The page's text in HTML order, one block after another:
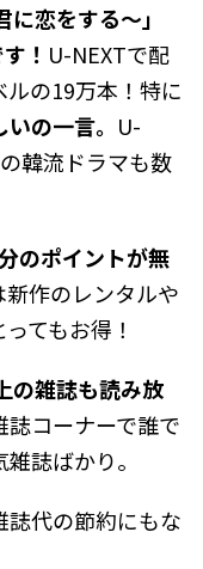
に恋をする～」
！ U-NEXTで配
の19万本！特に
の一言。 U-
韓流ドラマも数
のポイントが無
作のレンタルや
てもお得！
の雑誌も読み放
コーナーで誰で
誌ばかり。
代の節約にもな